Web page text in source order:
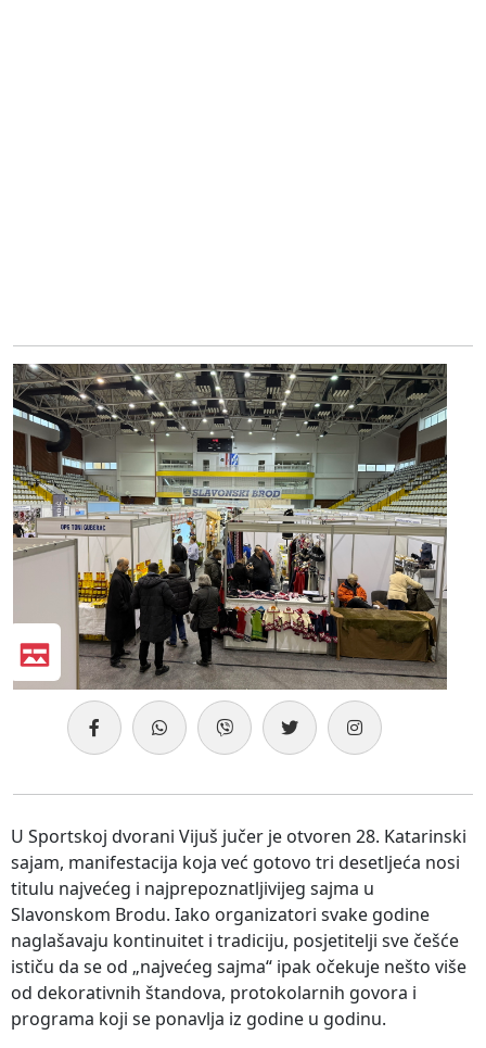
U Sportskoj dvorani Vijuš jučer je otvoren 28. Katarinski
sajam, manifestacija koja već gotovo tri desetljeća nosi
titulu najvećeg i najprepoznatljivijeg sajma u
Slavonskom Brodu. Iako organizatori svake godine
naglašavaju kontinuitet i tradiciju, posjetitelji sve češće
ističu da se od „najvećeg sajma“ ipak očekuje nešto više
od dekorativnih štandova, protokolarnih govora i
programa koji se ponavlja iz godine u godinu.